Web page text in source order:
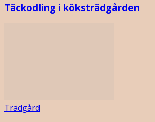
Täckodling i köksträdgården
Trädgård